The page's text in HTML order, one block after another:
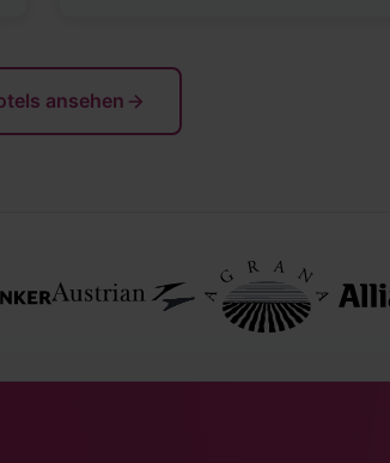
ansehen